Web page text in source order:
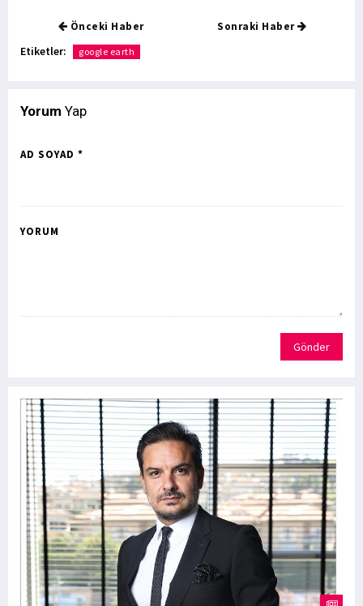
Önceki Haber Sonraki Haber
Etiketler: google earth
Yorum Yap
AD SOYAD *
YORUM
Gönder